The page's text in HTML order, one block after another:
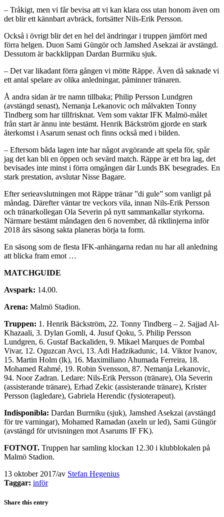
– Tråkigt, men vi får bevisa att vi kan klara oss utan honom även om
det blir ett kännbart avbräck, fortsätter Nils-Erik Persson.
Också i övrigt blir det en hel del ändringar i truppen jämfört med
förra helgen. Duon Sami Güngör och Jamshed Asekzai är avstängd.
Dessutom är backklippan Dardan Burrniku sjuk.
– Det var likadant förra gången vi mötte Räppe. Även då saknade vi
ett antal spelare av olika anledningar, påminner tränaren.
Å andra sidan är tre namn tillbaka; Philip Persson Lundgren
(avstängd senast), Nemanja Lekanovic och målvakten Tonny
Tindberg som har tillfrisknat. Vem som vaktar IFK Malmö-målet
från start är ännu inte bestämt. Henrik Bäckström gjorde en stark
återkomst i Asarum senast och finns också med i bilden.
– Eftersom båda lagen inte har något avgörande att spela för, spår
jag det kan bli en öppen och sevärd match. Räppe är ett bra lag, det
bevisades inte minst i förra omgången där Lunds BK besegrades. En
stark prestation, avslutar Nisse Bagare.
Efter serieavslutningen mot Räppe tränar ”di gule” som vanligt på
måndag. Därefter väntar tre veckors vila, innan Nils-Erik Persson
och tränarkollegan Ola Severin på nytt sammankallar styrkorna.
Närmare bestämt måndagen den 6 november, då riktlinjerna inför
2018 års säsong sakta planeras börja ta form.
En säsong som de flesta IFK-anhängarna redan nu har all anledning
att blicka fram emot …
MATCHGUIDE
Avspark: 14.00.
Arena: Malmö Stadion.
Truppen: 1. Henrik Bäckström, 22. Tonny Tindberg – 2. Sajjad Al-
Khazaali, 3. Dylan Gomli, 4. Jusuf Qoku, 5. Philip Persson
Lundgren, 6. Gustaf Backaliden, 9. Mikael Marques de Pombal
Vivar, 12. Oguzcan Avci, 13. Adi Hadzikadunic, 14. Viktor Ivanov,
15. Martin Holm (lk), 16. Maximiliano Ahumada Ferreira, 18.
Mohamed Rahmé, 19. Robin Svensson, 87. Nemanja Lekanovic,
94. Noor Zadran. Ledare: Nils-Erik Persson (tränare), Ola Severin
(assisterande tränare), Erhad Zekic (assisterande tränare), Krister
Persson (lagledare), Gabriela Herendic (fysioterapeut).
Indisponibla: Dardan Burrniku (sjuk), Jamshed Asekzai (avstängd
för tre varningar), Mohamed Ramadan (axeln ur led), Sami Güngör
(avstängd för utvisningen mot Asarums IF FK).
FOTNOT. Truppen har samling klockan 12.30 i klubblokalen på
Malmö Stadion.
13 oktober 2017/av Stefan Hegenius
Taggar: inför
Share this entry